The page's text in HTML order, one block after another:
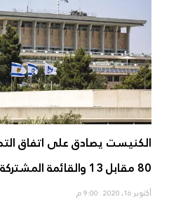
الكنيست يصادق على اتفاق
80 مقابل 13 والقائمة المشتركة المعارض الوحيد
أكتوبر 16, 2020